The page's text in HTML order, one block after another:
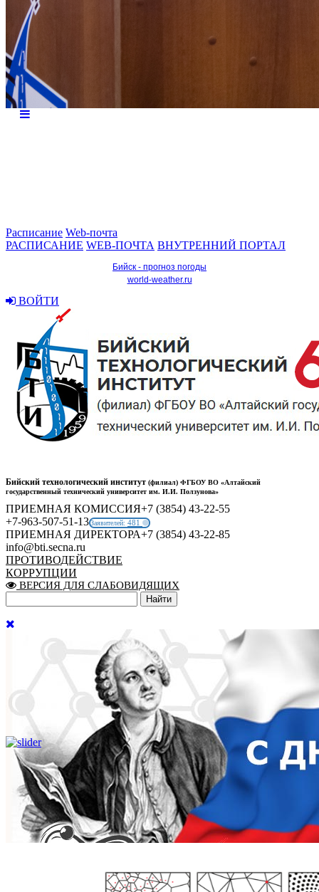
Расписание Web-почта
РАСПИСАНИЕ WEB-ПОЧТА ВНУТРЕННИЙ ПОРТАЛ
Бийск - прогноз погоды
world-weather.ru
ВОЙТИ
Бийский технологический институт (филиал) ФГБОУ ВО «Алтайский
государственный технический университет им. И.И. Ползунова»
ПРИЕМНАЯ КОМИССИЯ+7 (3854) 43-22-55
+7-963-507-51-13Заявителей: 481
ПРИЕМНАЯ ДИРЕКТОРА+7 (3854) 43-22-85
info@bti.secna.ru
ПРОТИВОДЕЙСТВИЕ
КОРРУПЦИИ
ВЕРСИЯ ДЛЯ СЛАБОВИДЯЩИХ